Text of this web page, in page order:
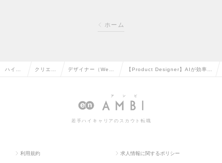
ホーム
ハイク クリエイ デザイナー（We
ム関連）の転職
【Product Designer】AIが効率を
イナーへ。の求人情報
若手ハイキャリアのスカウト転職
利用規約 求人情報に関するポリシー